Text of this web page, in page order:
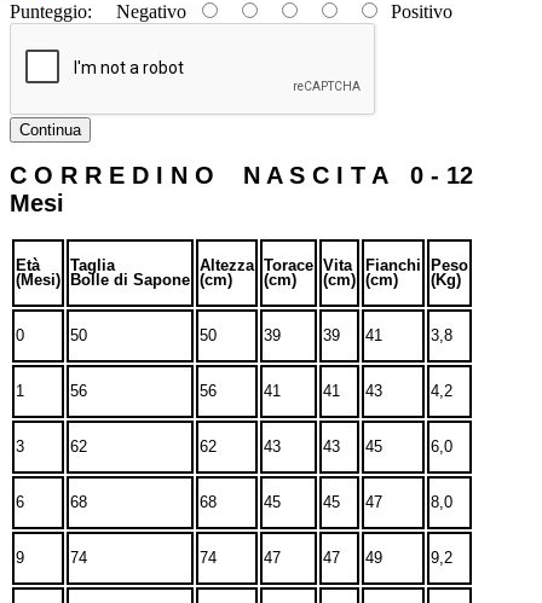
Punteggio: Negativo Positivo
Continua
C O R R E D I N O N A S C I T A 0 - 12
Mesi
Età
(Mesi)
Taglia
Bolle di Sapone
Altezza
(cm)
Torace
(cm)
Vita
(cm)
Fianchi
(cm)
Peso
(Kg)
0 50 50 39 39 41 3,8
1 56 56 41 41 43 4,2
3 62 62 43 43 45 6,0
6 68 68 45 45 47 8,0
9 74 74 47 47 49 9,2